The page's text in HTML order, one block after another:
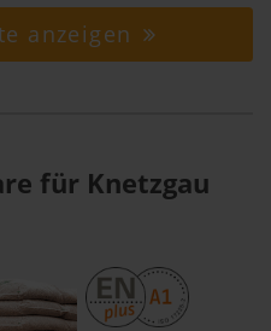
anzeigen
für Knetzgau